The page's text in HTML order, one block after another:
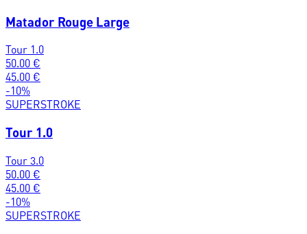
Matador Rouge Large
Tour 1.0
50.00 €
45.00 €
-10%
SUPERSTROKE
Tour 1.0
Tour 3.0
50.00 €
45.00 €
-10%
SUPERSTROKE